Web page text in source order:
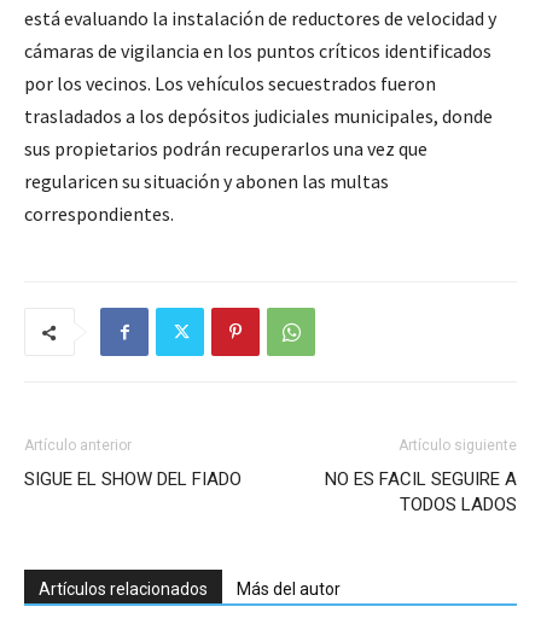
está evaluando la instalación de reductores de velocidad y
cámaras de vigilancia en los puntos críticos identificados
por los vecinos. Los vehículos secuestrados fueron
trasladados a los depósitos judiciales municipales, donde
sus propietarios podrán recuperarlos una vez que
regularicen su situación y abonen las multas
correspondientes.
Artículo anterior
SIGUE EL SHOW DEL FIADO
Artículo siguiente
NO ES FACIL SEGUIRE A
TODOS LADOS
Artículos relacionados Más del autor